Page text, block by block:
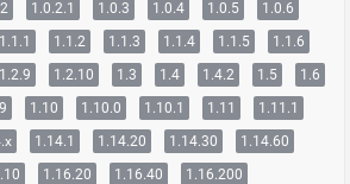
1.0.2.1 1.0.3 1.0.4 1.0.5
1.0.6
1.1.1 1.1.2 1.1.3 1.1.4 1.1.5
1.1.6
1.2.9 1.2.10 1.3 1.4 1.4.2 1.5
1.6
1.10 1.10.0 1.10.1 1.11
1.11.1
1.14.1 1.14.20 1.14.30
1.14.60
1.16.20 1.16.40
1.16.200